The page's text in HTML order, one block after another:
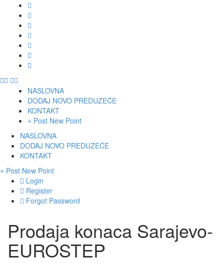
NASLOVNA
DODAJ NOVO PREDUZEĆE
KONTAKT
Post New Point
NASLOVNA
DODAJ NOVO PREDUZEĆE
KONTAKT
Post New Point
Login
Register
Forgot Password
Prodaja konaca Sarajevo-
EUROSTEP